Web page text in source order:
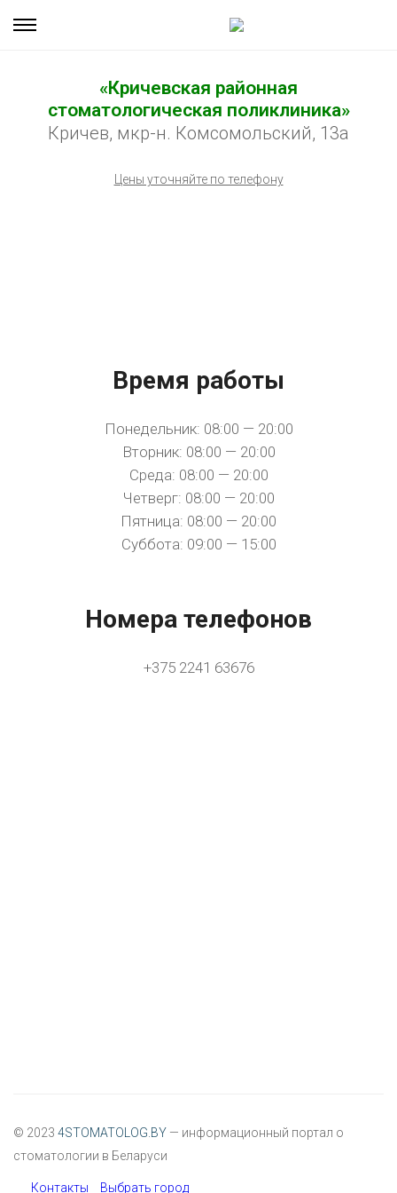
«Кричевская районная
стоматологическая поликлиника»
Кричев, мкр-н. Комсомольский, 13а
Цены уточняйте по телефону
Время работы
Понедельник: 08:00 — 20:00
Вторник: 08:00 — 20:00
Среда: 08:00 — 20:00
Четверг: 08:00 — 20:00
Пятница: 08:00 — 20:00
Суббота: 09:00 — 15:00
Номера телефонов
+375 2241 63676
© 2023 4STOMATOLOG.BY — информационный портал о
стоматологии в Беларуси
Контакты Выбрать город